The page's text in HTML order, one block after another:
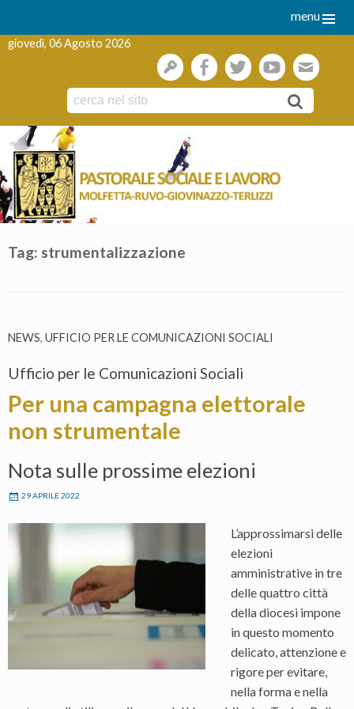
menu
giovedì, 06 Agosto 2026
gestionefacebooktwitteryoutube
Tag: strumentalizzazione
NEWS, UFFICIO PER LE COMUNICAZIONI SOCIALI
Ufficio per le Comunicazioni Sociali
Per una campagna elettorale
non strumentale
Nota sulle prossime elezioni
29 APRILE 2022
L’approssimarsi delle
elezioni
amministrative in tre
delle quattro città
della diocesi impone
in questo momento
delicato, attenzione e
rigore per evitare,
nella forma e nella